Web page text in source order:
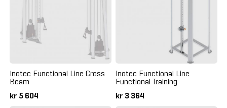
Inotec Functional Line Cross
Beam
kr 5 604
Inotec Functional Line
Functional Training
kr 3 364